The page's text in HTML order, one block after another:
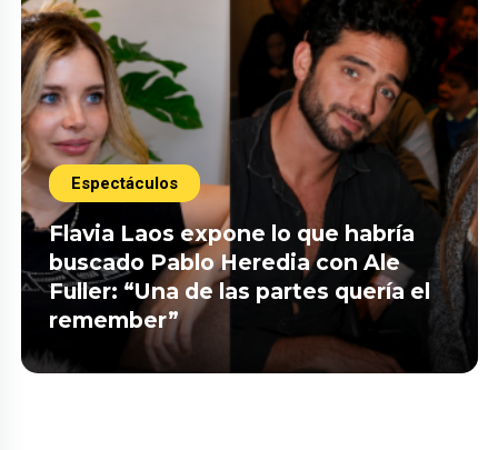
Espectáculos
Flavia Laos expone lo que habría
buscado Pablo Heredia con Ale
Fuller: “Una de las partes quería el
remember”